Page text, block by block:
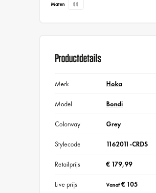
Maten 44
Productdetails
Merk Hoka
Model Bondi
Colorway Grey
Stylecode 1162011-CRDS
Retailprijs € 179,99
Live prijs Vanaf€ 105